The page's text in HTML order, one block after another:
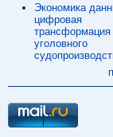
Экономика
цифровая
трансформация
уголовного